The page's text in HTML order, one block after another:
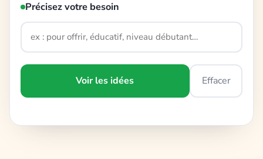
Précisez votre besoin
Voir les idées Effacer